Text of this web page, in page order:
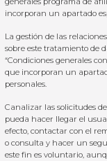
incorporan un apartado
La gestión de las
sobre este tratamiento de
“Condiciones generales
que incorporan un
personales.
Canalizar las solicitudes
pueda hacer llegar el
efecto, contactar con el
o consulta y hacer un
este fin es voluntario,